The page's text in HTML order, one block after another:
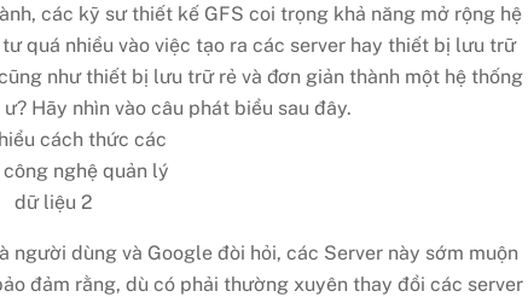
các kỹ sư thiết kế GFS coi trọng khả năng mở rộng hệ
quá nhiều vào việc tạo ra các server hay thiết bị lưu trữ
như thiết bị lưu trữ rẻ và đơn giản thành một hệ thống
Hãy nhìn vào câu phát biểu sau đây.
dùng và Google đòi hỏi, các Server này sớm muộn
đảm rằng, dù có phải thường xuyên thay đổi các server